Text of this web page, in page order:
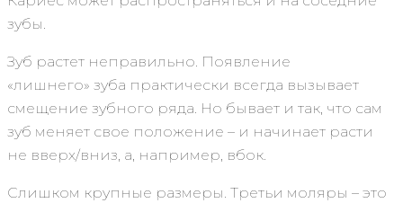
зубы.
Зуб растет неправильно. Появление
«лишнего» зуба практически всегда вызывает
смещение зубного ряда. Но бывает и так, что сам
зуб меняет свое положение – и начинает расти
не вверх/вниз, а, например, вбок.
Слишком крупные размеры. Третьи моляры – это